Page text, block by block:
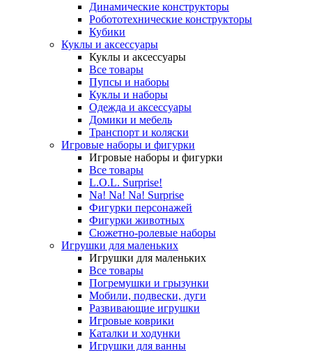
Динамические конструкторы
Робототехнические конструкторы
Кубики
Куклы и аксессуары
Куклы и аксессуары
Все товары
Пупсы и наборы
Куклы и наборы
Одежда и аксессуары
Домики и мебель
Транспорт и коляски
Игровые наборы и фигурки
Игровые наборы и фигурки
Все товары
L.O.L. Surprise!
Na! Na! Na! Surprise
Фигурки персонажей
Фигурки животных
Сюжетно-ролевые наборы
Игрушки для маленьких
Игрушки для маленьких
Все товары
Погремушки и грызунки
Мобили, подвески, дуги
Развивающие игрушки
Игровые коврики
Каталки и ходунки
Игрушки для ванны